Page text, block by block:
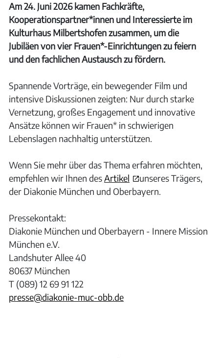
Am 24. Juni 2026 kamen Fachkräfte,
Kooperationspartner*innen und Interessierte im
Kulturhaus Milbertshofen zusammen, um die
Jubiläen von vier Frauen*-Einrichtungen zu feiern
und den fachlichen Austausch zu fördern.
Spannende Vorträge, ein bewegender Film und
intensive Diskussionen zeigten: Nur durch starke
Vernetzung, großes Engagement und innovative
Ansätze können wir Frauen* in schwierigen
Lebenslagen nachhaltig unterstützen.
Wenn Sie mehr über das Thema erfahren möchten,
empfehlen wir Ihnen desArtikel
unseres Trägers,
der Diakonie München und Oberbayern.
Pressekontakt:
Diakonie München und Oberbayern - Innere Mission
München e.V.
Landshuter Allee 40
80637 München
T (089) 12 69 91 122
presse@diakonie-muc-obb.de